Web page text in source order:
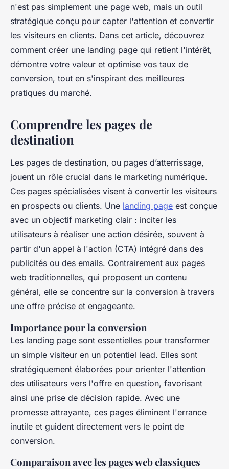
n'est pas simplement une page web, mais un outil
stratégique conçu pour capter l'attention et convertir
les visiteurs en clients. Dans cet article, découvrez
comment créer une landing page qui retient l'intérêt,
démontre votre valeur et optimise vos taux de
conversion, tout en s'inspirant des meilleures
pratiques du marché.
Comprendre les pages de
destination
Les pages de destination, ou pages d’atterrissage,
jouent un rôle crucial dans le marketing numérique.
Ces pages spécialisées visent à convertir les visiteurs
en prospects ou clients. Une landing page est conçue
avec un objectif marketing clair : inciter les
utilisateurs à réaliser une action désirée, souvent à
partir d'un appel à l'action (CTA) intégré dans des
publicités ou des emails. Contrairement aux pages
web traditionnelles, qui proposent un contenu
général, elle se concentre sur la conversion à travers
une offre précise et engageante.
Importance pour la conversion
Les landing page sont essentielles pour transformer
un simple visiteur en un potentiel lead. Elles sont
stratégiquement élaborées pour orienter l'attention
des utilisateurs vers l'offre en question, favorisant
ainsi une prise de décision rapide. Avec une
promesse attrayante, ces pages éliminent l'errance
inutile et guident directement vers le point de
conversion.
Comparaison avec les pages web classiques